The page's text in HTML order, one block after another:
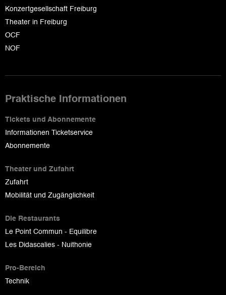
Konzertgesellschaft Freiburg
Theater in Freiburg
OCF
NOF
Praktische Informationen
Tickets und Abonnemente
Informationen Ticketservice
Abonnemente
Theater und Zufahrt
Zufahrt
Mobilität und Zugänglichkeit
Die Restaurants
Le Point Commun - Equilibre
Les Didascalies - Nuithonie
Pro-Bereich
Technik